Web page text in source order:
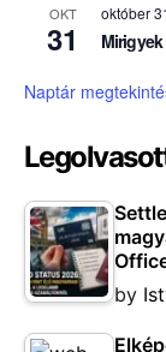
OKT
31
október
Naptár
by